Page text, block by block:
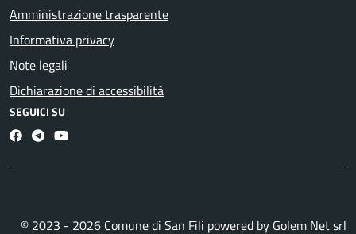
Amministrazione trasparente
Informativa privacy
Note legali
Dichiarazione di accessibilità
SEGUICI SU
Facebook
TelegramYoutube
© 2023 - 2026 Comune di San Fili powered by Golem Net srl